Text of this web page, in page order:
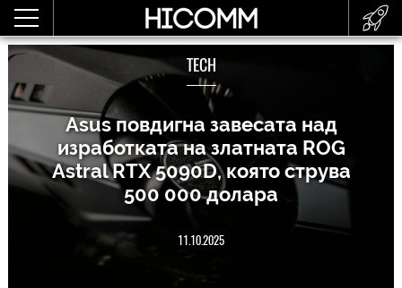
TECH
Asus повдигна завесата над
изработката на златната ROG
Astral RTX 5090D, която струва
500 000 долара
11.10.2025